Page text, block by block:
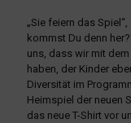
„Sie feiern das
kommst Du denn
uns, dass wir mit
haben, der Kinder
Diversität im
Heimspiel der neuen
das neue T-Shirt vor